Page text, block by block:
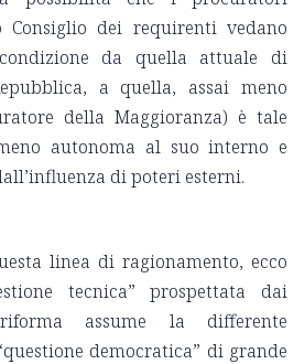
dei requirenti vedano
da quella attuale di
a quella, assai meno
della Maggioranza) è tale
autonoma al suo interno e
di poteri esterni.
linea di ragionamento, ecco
tecnica” prospettata dai
assume la differente
democratica” di grande